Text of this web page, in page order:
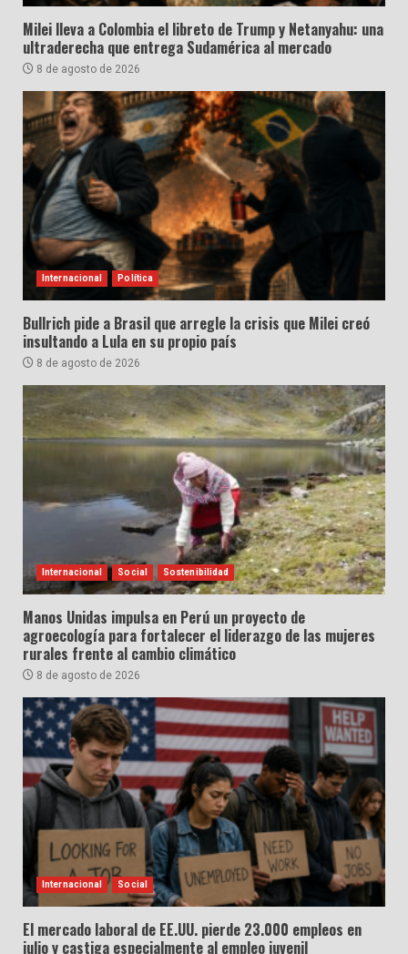
Milei lleva a Colombia el libreto de Trump y Netanyahu: una
ultraderecha que entrega Sudamérica al mercado
8 de agosto de 2026
Internacional Política
Bullrich pide a Brasil que arregle la crisis que Milei creó
insultando a Lula en su propio país
8 de agosto de 2026
Internacional Social Sostenibilidad
Manos Unidas impulsa en Perú un proyecto de
agroecología para fortalecer el liderazgo de las mujeres
rurales frente al cambio climático
8 de agosto de 2026
Internacional Social
El mercado laboral de EE.UU. pierde 23.000 empleos en
julio y castiga especialmente al empleo juvenil